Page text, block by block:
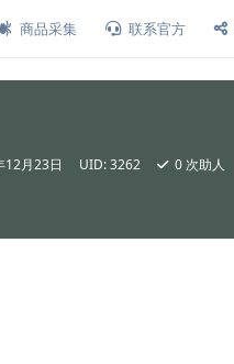
商品采集 联系官方
12月23日 UID:3262 0 次助人